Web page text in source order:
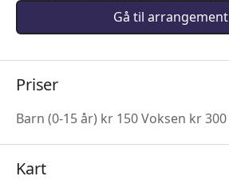
Gå til arrangement
Priser
Barn (0-15 år) kr 150 Voksen kr 300
Kart